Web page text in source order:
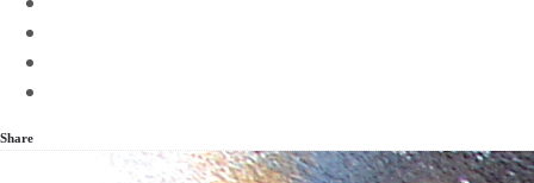
Share